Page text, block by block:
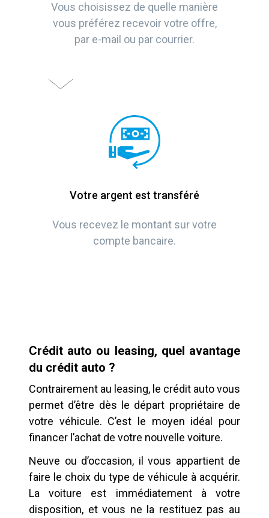
Vous choisissez de quelle manière
vous préférez recevoir votre offre,
par e-mail ou par courrier.
Votre argent est transféré
Vous recevez le montant sur votre
compte bancaire.
Crédit auto ou leasing, quel avantage
du crédit auto ?
Contrairement au leasing, le crédit auto vous
permet d’être dès le départ propriétaire de
votre véhicule. C’est le moyen idéal pour
financer l’achat de votre nouvelle voiture.
Neuve ou d’occasion, il vous appartient de
faire le choix du type de véhicule à acquérir.
La voiture est immédiatement à votre
disposition, et vous ne la restituez pas au